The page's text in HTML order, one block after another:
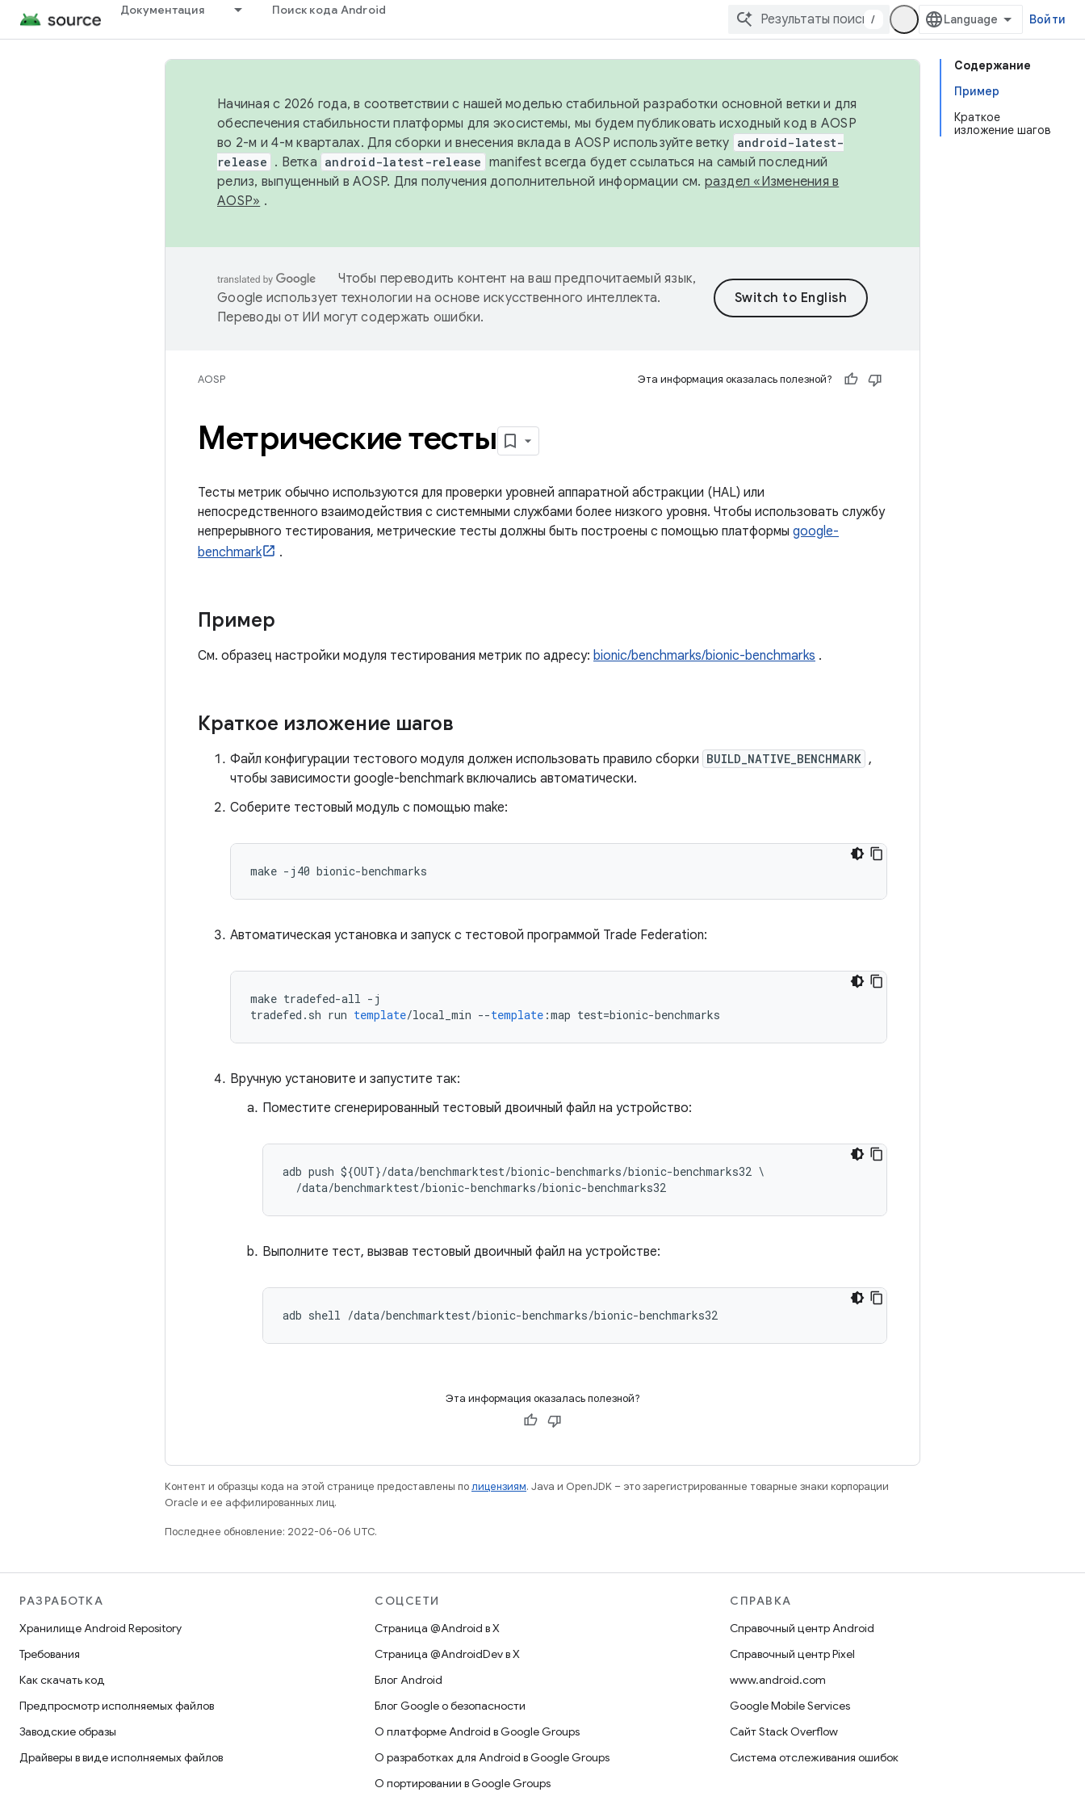
Документация Поиск кода Android
/ Войти
Содержание
Пример
Краткое
изложение шагов
Начиная с 2026 года, в соответствии с нашей моделью стабильной разработки основной ветки и для
обеспечения стабильности платформы для экосистемы, мы будем публиковать исходный код в AOSP
во 2-м и 4-м кварталах. Для сборки и внесения вклада в AOSP используйте ветку android-latest-
release . Ветка android-latest-release manifest всегда будет ссылаться на самый последний
релиз, выпущенный в AOSP. Для получения дополнительной информации см. раздел «Изменения в
AOSP» .
Чтобы переводить контент на ваш предпочитаемый язык,
Google использует технологии на основе искусственного интеллекта.
Переводы от ИИ могут содержать ошибки.
AOSP Эта информация оказалась полезной?
Метрические тесты
Тесты метрик обычно используются для проверки уровней аппаратной абстракции (HAL) или
непосредственного взаимодействия с системными службами более низкого уровня. Чтобы использовать службу
непрерывного тестирования, метрические тесты должны быть построены с помощью платформы google-
benchmark
.
Пример
См. образец настройки модуля тестирования метрик по адресу: bionic/benchmarks/bionic-benchmarks .
Краткое изложение шагов
Файл конфигурации тестового модуля должен использовать правило сборки BUILD_NATIVE_BENCHMARK ,
чтобы зависимости google-benchmark включались автоматически.
Соберите тестовый модуль с помощью make:
make - j40 bionic-benchmarks
Автоматическая установка и запуск с тестовой программой Trade Federation:
make tradefed-all - j
tradefed . sh run template/local_min --template :map test=bionic-benchmarks
Вручную установите и запустите так:
Поместите сгенерированный тестовый двоичный файл на устройство:
adb push ${OUT}/data/benchmarktest/bionic-benchmarks/bionic-benchmarks32 \
/data/benchmarktest/bionic-benchmarks/bionic-benchmarks32
Выполните тест, вызвав тестовый двоичный файл на устройстве:
adb shell /data/benchmarktest/bionic-benchmarks/bionic-benchmarks32
Эта информация оказалась полезной?
Контент и образцы кода на этой странице предоставлены полицензиям. Java и OpenJDK – это зарегистрированные товарные знаки корпорации
Oracle и ее аффилированных лиц.
Последнее обновление: 2022-06-06 UTC.
РАЗРАБОТКА
Хранилище Android Repository
Требования
Как скачать код
Предпросмотр исполняемых файлов
Заводские образы
Драйверы в виде исполняемых файлов
СОЦСЕТИ
Страница @Android в X
Страница @AndroidDev в X
Блог Android
Блог Google о безопасности
О платформе Android в Google Groups
О разработках для Android в Google Groups
О портировании в Google Groups
СПРАВКА
Справочный центр Android
Справочный центр Pixel
www.android.com
Google Mobile Services
Сайт Stack Overflow
Система отслеживания ошибок